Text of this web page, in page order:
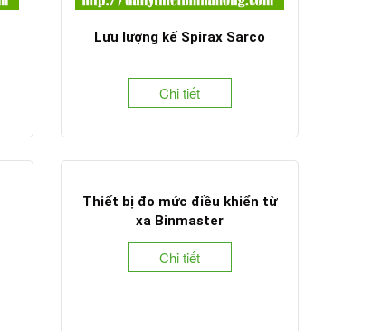
Lưu lượng kế Spirax Sarco
Chi tiết
Thiết bị đo mức điều khiển từ
xa Binmaster
Chi tiết